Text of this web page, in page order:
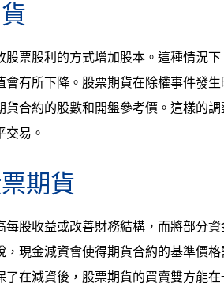
股票股利的方式增加股本。這種情況
有所下降。股票期貨在除權事件發
貨合約的股數和開盤參考價。這樣的
易。
期貨
每股收益或改善財務結構，而將部分
現金減資會使得期貨合約的基準價
在減資後，股票期貨的買賣雙方能